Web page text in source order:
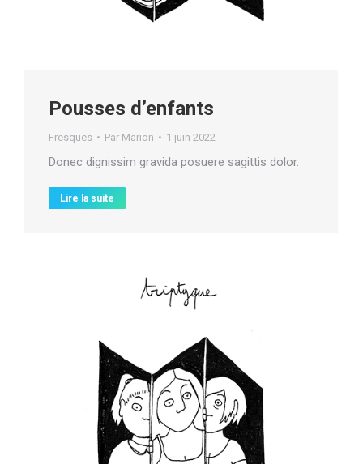
Pousses d’enfants
Fresques Par Marion 1 juin 2022
Donec dignissim gravida posuere sagittis dolor.
Lire la suite